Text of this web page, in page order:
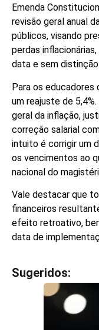
Emenda
revisão geral anual
públicos, visando
perdas
data e sem
Para os educadores
um reajuste de
geral da inflação,
correção salarial
intuito é corrigir um
os vencimentos ao
nacional do
Vale destacar que
financeiros
efeito retroativo,
data de
Sugeridos: